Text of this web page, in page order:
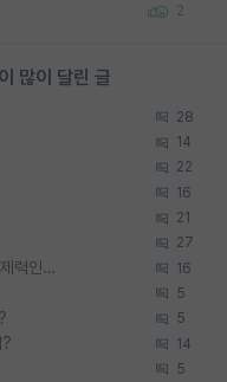
2
많이 달린 글
28
14
22
16
21
27
박사진학하기에 2억은 괜찮은 (?) 정도의 경제력인가요 16
5
5
14
5